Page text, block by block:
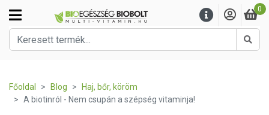
0
Főoldal Blog
Haj, bőr, köröm
A biotinról - Nem csupán a szépség vitaminja!